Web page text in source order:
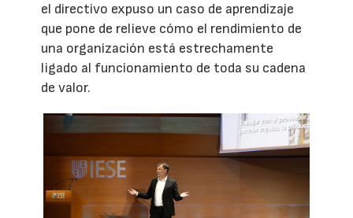
el directivo expuso un caso de aprendizaje
que pone de relieve cómo el rendimiento de
una organización está estrechamente
ligado al funcionamiento de toda su cadena
de valor.